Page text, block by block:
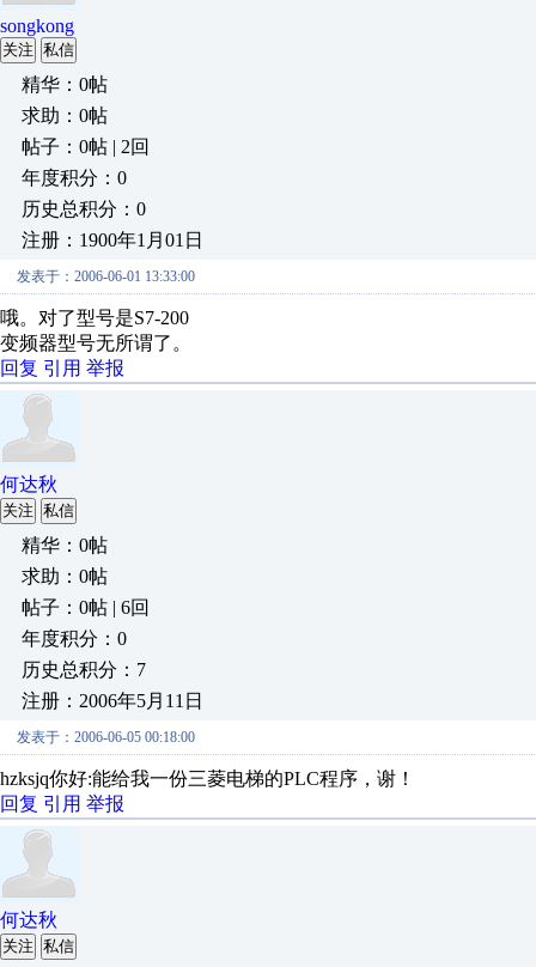
songkong
关注 私信
精华：0帖
求助：0帖
帖子：0帖 | 2回
年度积分：0
历史总积分：0
注册：1900年1月01日
发表于：2006-06-01 13:33:00
哦。对了型号是S7-200
变频器型号无所谓了。
回复 引用 举报
何达秋
关注 私信
精华：0帖
求助：0帖
帖子：0帖 | 6回
年度积分：0
历史总积分：7
注册：2006年5月11日
发表于：2006-06-05 00:18:00
hzksjq你好:能给我一份三菱电梯的PLC程序，谢！
回复 引用 举报
何达秋
关注 私信